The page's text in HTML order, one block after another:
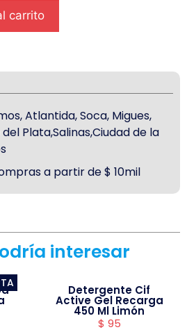
carrito
Atlantida, Soca, Migues,
Plata,Salinas,Ciudad de la
a partir de $ 10mil
interesar
Detergente Cif
Active Gel Recarga
450 Ml Limón
$ 95